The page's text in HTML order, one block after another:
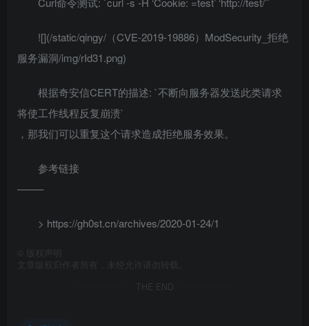
![](/static/qingy/（CVE-2019-19886）ModSecurity_拒绝
服务漏洞/img/rId31.png)
根据奇安信CERT的描述: `不断向服务器发送此类请求
将使工作线程反复崩溃`
，那我们可以重复这个请求造成拒绝服务效果。
参考链接
——–
> https://gh0st.cn/archives/2020-01-24/1
版权声明
文章版权归作者所有，未经允许请勿转载。
THE END